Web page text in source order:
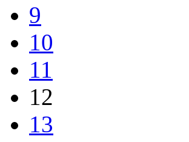
9
10
11
12
13